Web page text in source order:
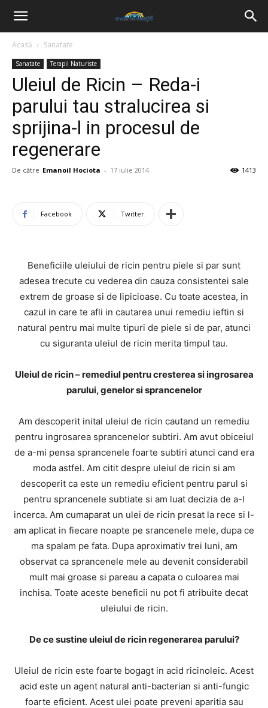
Acasă Sanatate
Sanatate Terapii Naturiste
Uleiul de Ricin – Reda-i
parului tau stralucirea si
sprijina-l in procesul de
regenerare
De către Emanoil Hociota - 17 iulie 2014 1413
Facebook Twitter
Beneficiile uleiului de ricin pentru piele si par sunt
adesea trecute cu vederea din cauza consistentei sale
extrem de groase si de lipicioase. Cu toate acestea, in
cazul in care te afli in cautarea unui remediu ieftin si
natural pentru mai multe tipuri de piele si de par, atunci
cu siguranta uleiul de ricin merita timpul tau.
Uleiul de ricin – remediul pentru cresterea si ingrosarea
parului, genelor si sprancenelor
Am descoperit inital uleiul de ricin cautand un remediu
pentru ingrosarea sprancenelor subtiri. Am avut obiceiul
de a-mi pensa sprancenele foarte subtiri atunci cand era
moda astfel. Am citit despre uleiul de ricin si am
descoperit ca este un remediu eficient pentru parul si
pentru sprancenele subtiate si am luat decizia de a-l
incerca. Am cumaparat un ulei de ricin presat la rece si l-
am aplicat in fiecare noapte pe srancenele mele, dupa ce
ma spalam pe fata. Dupa aproximativ trei luni, am
observat ca sprancenele mele au devenit considerabil
mult mai groase si pareau a capata o culoarea mai
inchisa. Toate aceste beneficii nu pot fi atribuite decat
uleiului de ricin.
De ce sustine uleiul de ricin regenerarea parului?
Uleiul de ricin este foarte bogagt in acid ricinoleic. Acest
acid este un agent natural anti-bacterian si anti-fungic
foarte eficient. Acest ulei poate preveni aparitia sau